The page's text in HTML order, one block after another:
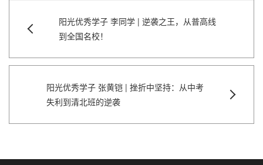
阳光优秀学子 李同学 | 逆袭之王，从普高线
到全国名校！
阳光优秀学子 张黄铠 | 挫折中坚持：从中考
失利到清北班的逆袭